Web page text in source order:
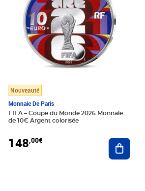
au panier
Nouveauté
Monnaie De Paris
FIFA – Coupe du Monde 2026 Monnaie
de 10€ Argent colorisée
148,00€